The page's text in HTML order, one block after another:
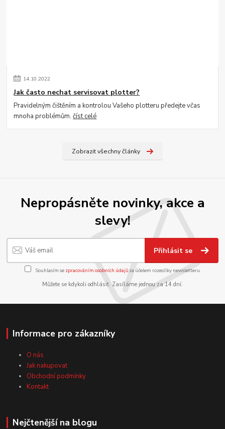
14.10.2022
Jak často nechat servisovat plotter?
Pravidelným čištěním a kontrolou Vašeho plotteru předejte včas
mnoha problémům.číst celé
Zobrazit všechny články
Nepropásněte novinky, akce a
slevy!
Přihlásit se
Souhlasím se zpracováním osobních údajůza účelem rozesílky newsletteru.
Můžete se kdykoli odhlásit. Zasíláme jednou za 14 dní.
Informace pro zákazníky
O nás
Jak nakupovat
Obchodní podmínky
Kontakt
Nejčtenější na blogu